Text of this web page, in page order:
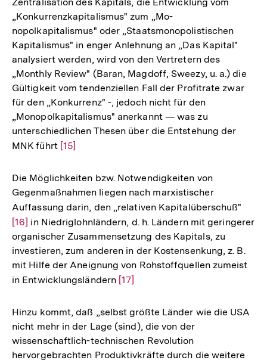
Zentralisation des Kapitals, die Entwicklung vom
„Konkurrenzkapitalismus" zum „Mo-
nopolkapitalismus" oder „Staatsmonopolistischen
Kapitalismus" in enger Anlehnung an „Das Kapital"
analysiert werden, wird von den Vertretern des
„Monthly Review" (Baran, Magdoff, Sweezy, u. a.) die
Gültigkeit vom tendenziellen Fall der Profitrate zwar
für den „Konkurrenz" -, jedoch nicht für den
„Monopolkapitalismus" anerkannt — was zu
unterschiedlichen Thesen über die Entstehung der
MNK führt Zur
der
Fußnote
[15]
Die Möglichkeiten bzw. Notwendigkeiten von
Gegenmaßnahmen liegen nach marxistischer
Auffassung darin, den „relativen Kapitalüberschuß"
[16] in Niedriglohnländern, d. h. Ländern mit geringerer
organischer Zusammensetzung des Kapitals, zu
investieren, zum anderen in der Kostensenkung, z. B.
mit Hilfe der Aneignung von Rohstoffquellen zumeist
in Entwicklungsländern Zur
der
Fußnote
[17]
Hinzu kommt, daß „selbst größte Länder wie die USA
nicht mehr in der Lage (sind), die von der
wissenschaftlich-technischen Revolution
hervorgebrachten Produktivkräfte durch die weitere